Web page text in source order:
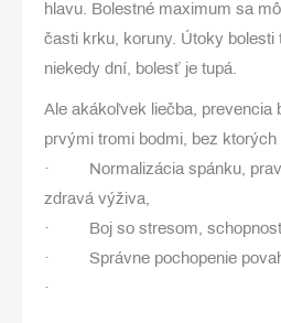
hlavu. Bolestné maximum sa
časti krku, koruny. Útoky bolesti
niekedy dní, bolesť je tupá.
Ale akákoľvek liečba, prevencia
prvými tromi bodmi, bez ktorých
· Normalizácia spánku,
zdravá výživa,
· Boj so stresom,
· Správne pochopenie
·